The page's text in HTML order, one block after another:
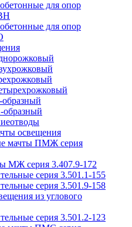
для опор
для опор
освещения
мачты ПМЖ серия
МЖ серия 3.407.9-172
серия 3.501.1-155
серия 3.501.9-158
из углового
серия 3.501.2-123